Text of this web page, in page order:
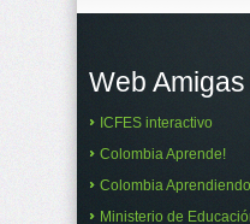
Web Amigas
ICFES interactivo
Colombia Aprende!
Colombia
Ministerio de